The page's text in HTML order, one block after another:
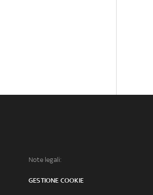
Note legali:
GESTIONE COOKIE